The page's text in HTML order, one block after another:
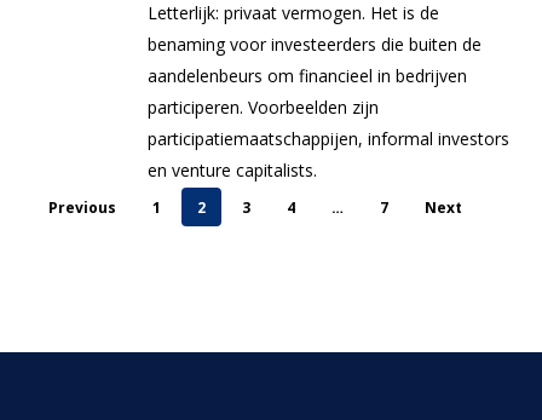
Letterlijk: privaat vermogen. Het is de
benaming voor investeerders die buiten de
aandelenbeurs om financieel in bedrijven
participeren. Voorbeelden zijn
participatiemaatschappijen, informal investors
en venture capitalists.
Previous 1 2 3 4 … 7 Next